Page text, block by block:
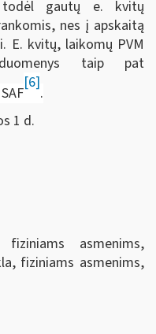
todėl gautų e. kvitų
nes į apskaitą
E. kvitų, laikomų PVM
taip pat
[6]
.
1 d.
asmenims,
fiziniams asmenims,